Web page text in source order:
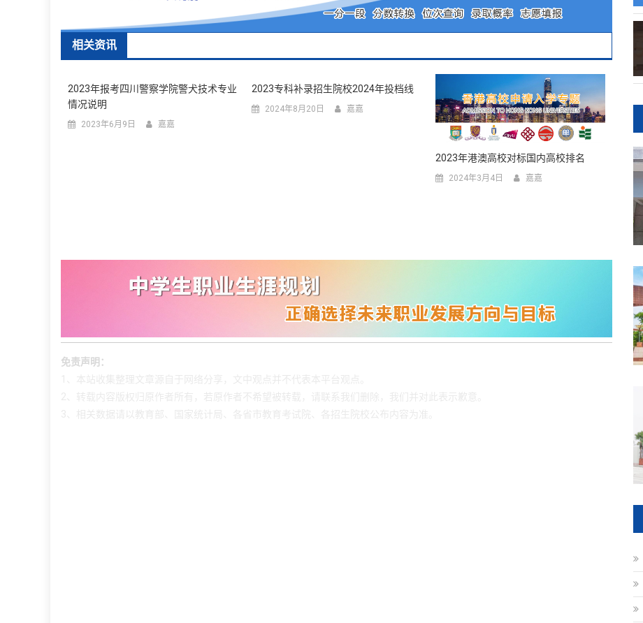
相关资讯
2023年报考四川警察学院警犬技术专业
情况说明
2023年6月9日 嘉嘉
2023专科补录招生院校2024年投档线
2024年8月20日 嘉嘉
2023年港澳高校对标国内高校排名
2024年3月4日 嘉嘉
免责声明：